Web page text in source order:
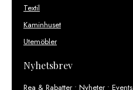
Textil
Kaminhuset
Utemöbler
Nyhetsbrev
Rea & Rabatter • Nyheter • Events